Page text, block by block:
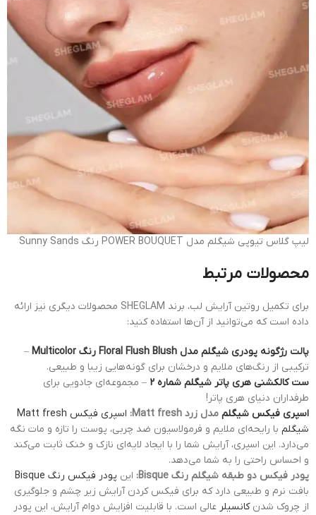
لیپ گلاس تیوپی شیگلم مدل POWER BOUQUET رنگ Sunny Sands
محصولات مرتبط
برای تکمیل روتین آرایش لب، برند SHEGLAM محصولات دیگری نیز ارائه
داده است که می‌توانید از آن‌ها استفاده کنید:
پالت رژگونه پودری شیگلم مدل Floral Flush Blush رنگ Multicolor
–
ترکیبی از رنگ‌های ملایم و درخشان برای گونه‌هایی زیبا و طبیعی.
ست کالکشنی هری پاتر شیگلم شماره 2
– مجموعه‌ای جادویی برای
طرفداران دنیای هری پاتر!
اسپری فیکس شیگلم مدل زرد Matt fresh:
اسپری فیکس Matt fresh
شیگلم با رایحه‌ای ملایم و فرمولاسیون ضد چربی، پوست را تازه و مات نگه
می‌دارد. این اسپری، آرایش شما را با ایجاد لایه‌ای نازک و خنک ثابت می‌کند
و احساس راحتی را به شما می‌دهد.
پودر فیکس دو طبقه شیگلم رنگ Bisque:
این پودر فیکس رنگ Bisque
بافت نرم و طبیعی دارد که برای فیکس کردن آرایش زیر چشم و جلوگیری
از چروک شدنکانسیلر عالی است. با قابلیت افزایش دوام آرایش، این پودر